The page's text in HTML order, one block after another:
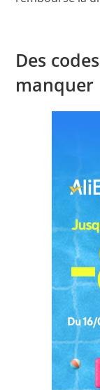
Des
manquer